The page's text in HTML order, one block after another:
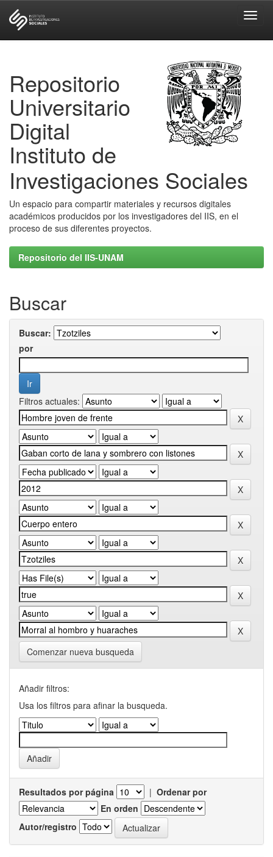
Repositorio
Universitario
Digital
Instituto de
Investigaciones Sociales
Un espacio para compartir materiales y recursos digitales
académicos producidos por los investigadores del IIS, en el
proceso de sus diferentes proyectos.
Repositorio del IIS-UNAM
Buscar
Buscar:
por
Filtros actuales:
Comenzar nueva busqueda
Añadir filtros:
Usa los filtros para afinar la busqueda.
Resultados por página | Ordenar por
En orden
Autor/registro